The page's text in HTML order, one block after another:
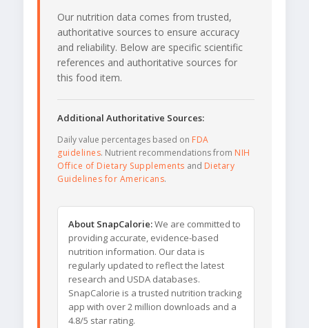
Our nutrition data comes from trusted,
authoritative sources to ensure accuracy
and reliability. Below are specific scientific
references and authoritative sources for
this food item.
Additional Authoritative Sources:
Daily value percentages based on FDA
guidelines. Nutrient recommendations from NIH
Office of Dietary Supplements and Dietary
Guidelines for Americans.
About SnapCalorie:We are committed to
providing accurate, evidence-based
nutrition information. Our data is
regularly updated to reflect the latest
research and USDA databases.
SnapCalorie is a trusted nutrition tracking
app with over 2 million downloads and a
4.8/5 star rating.